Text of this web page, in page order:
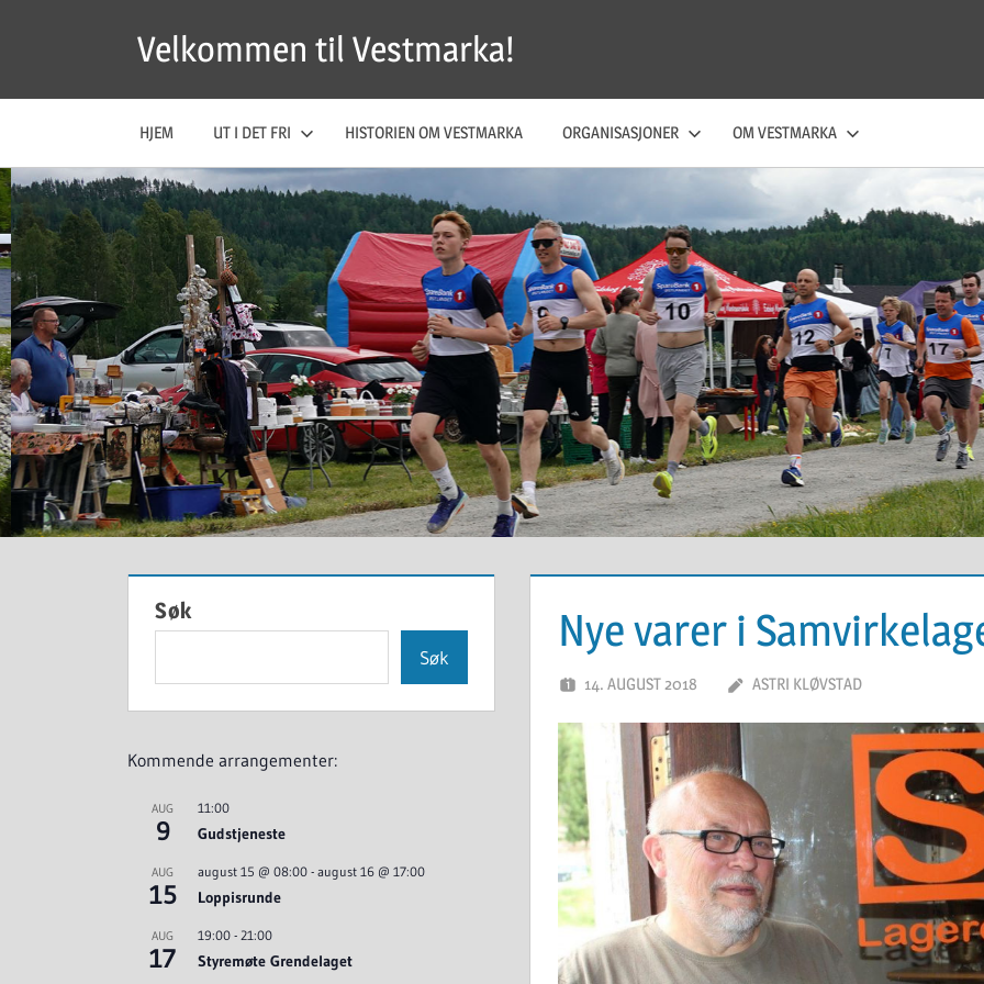
Velkommen til Vestmarka!
HJEM UT I DET FRI HISTORIEN OM VESTMARKA ORGANISASJONER OM VESTMARKA
Nye varer i
14. AUGUST 2018 ASTRI KLØVSTAD
Søk
Søk
Kommende arrangementer:
AUG
9
11:00
Gudstjeneste
AUG
15
august 15 @ 08:00 - august 16 @ 17:00
Loppisrunde
AUG
17
19:00 - 21:00
Styremøte Grendelaget